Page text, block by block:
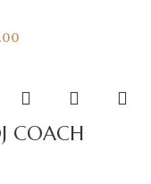
COACH